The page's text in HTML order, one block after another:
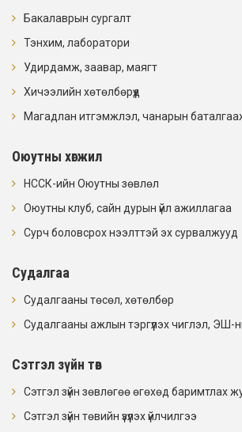
Бакалаврын сургалт
Тэнхим, лаборатори
Удирдамж, заавар, маягт
Хичээлийн хөтөлбөрүүд
Магадлан итгэмжлэл, чанарын
Оюутны хөгжил
НССК-ийн Оюутны зөвлөл
Оюутны клуб, сайн дурын үйл ажиллагаа
Сурч боловсрох нээлттэй эх сурвалжууд
Судалгаа
Судалгааны төсөл, хөтөлбөр
Судалгааны ажлын тэргүүлэх чиглэл, ЭШ-
Сэтгэл зүйн төв
Сэтгэл зүйн зөвлөгөө өгөхөд баримтлах
Сэтгэл зүйн төвийн үзүүлэх үйлчилгээ